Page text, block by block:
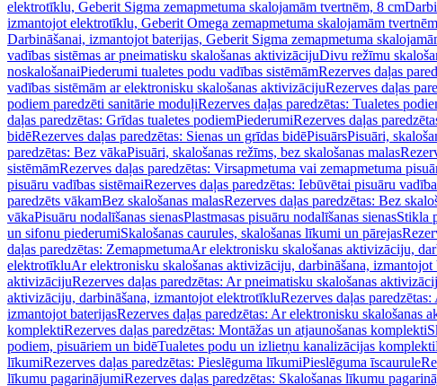
elektrotīklu, Geberit Sigma zemapmetuma skalojamām tvertnēm, 8 cm
izmantojot elektrotīklu, Geberit Omega zemapmetuma skalojamām
Darbināšanai, izmantojot baterijas, Geberit Sigma zemapmetuma
vadības sistēmas ar pneimatisku skalošanas aktivizācijuDivu režīmu
noskalošanaiPiederumi tualetes podu vadības sistēmāmRezerves daļas
vadības sistēmām ar elektronisku skalošanas aktivizācijuRezerves daļas
podiem paredzēti sanitārie moduļiRezerves daļas paredzētas: Tualetes
daļas paredzētas: Grīdas tualetes podiemPiederumiRezerves daļas
bidēRezerves daļas paredzētas: Sienas un grīdas bidēPisuārsPisuāri,
paredzētas: Bez vākaPisuāri, skalošanas režīms, bez skalošanas malas
sistēmāmRezerves daļas paredzētas: Virsapmetuma vai zemapmetuma
pisuāru vadības sistēmaiRezerves daļas paredzētas: Iebūvētai pisuāru
paredzēts vākamBez skalošanas malasRezerves daļas paredzētas: Bez
vākaPisuāru nodalīšanas sienasPlastmasas pisuāru nodalīšanas sienasStikla
un sifonu piederumiSkalošanas caurules, skalošanas līkumi un pārejas
daļas paredzētas: ZemapmetumaAr elektronisku skalošanas aktivizāciju,
elektrotīkluAr elektronisku skalošanas aktivizāciju, darbināšana, izmantojot
aktivizācijuRezerves daļas paredzētas: Ar pneimatisku skalošanas
aktivizāciju, darbināšana, izmantojot elektrotīkluRezerves daļas
izmantojot baterijasRezerves daļas paredzētas: Ar elektronisku skalošanas
komplektiRezerves daļas paredzētas: Montāžas un atjaunošanas komplekti
podiem, pisuāriem un bidēTualetes podu un izlietņu kanalizācijas komplekti
līkumiRezerves daļas paredzētas: Pieslēguma līkumiPieslēguma īscaurule
līkumu pagarinājumiRezerves daļas paredzētas: Skalošanas līkumu